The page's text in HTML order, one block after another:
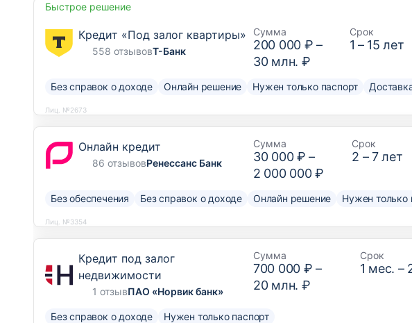
Быстрое решение
Кредит «Под залог квартиры»
558 отзывовТ-Банк
Сумма
200 000 ₽ –
30 млн. ₽
Срок
1 – 15 лет
Без справок о доходе Онлайн решение Нужен только паспорт
Лиц. №2673
Онлайн кредит
86 отзывовРенессанс Банк
Сумма
30 000 ₽ –
2 000 000 ₽
Срок
2 –7лет
Без обеспечения Без справок о доходе Онлайн решение Нужен только
Лиц. №3354
Кредит под залог
недвижимости
1 отзывПАО «Норвик банк»
Сумма
700 000 ₽ –
20 млн. ₽
Срок
1 мес. –
Без справок о доходе Нужен только паспорт